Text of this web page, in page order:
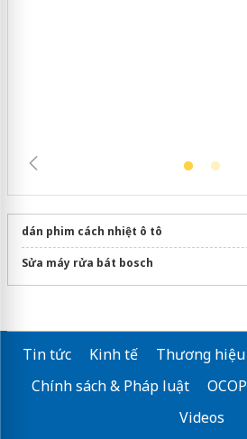
dán phim cách nhiệt ô tô
Sửa máy rửa bát bosch
Tin tức Kinh tế Thương hiệu
Chính sách & Pháp luật
OCOP
Videos